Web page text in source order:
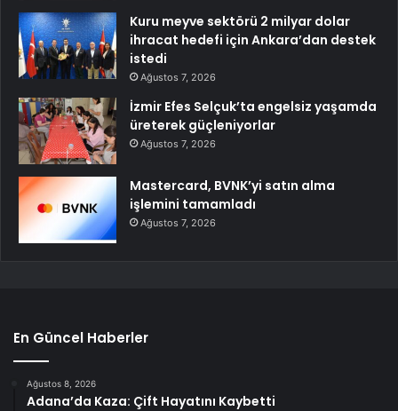
Kuru meyve sektörü 2 milyar dolar
ihracat hedefi için Ankara’dan destek
istedi
Ağustos 7, 2026
İzmir Efes Selçuk’ta engelsiz yaşamda
üreterek güçleniyorlar
Ağustos 7, 2026
Mastercard, BVNK’yi satın alma
işlemini tamamladı
Ağustos 7, 2026
En Güncel Haberler
Ağustos 8, 2026
Adana’da Kaza: Çift Hayatını Kaybetti